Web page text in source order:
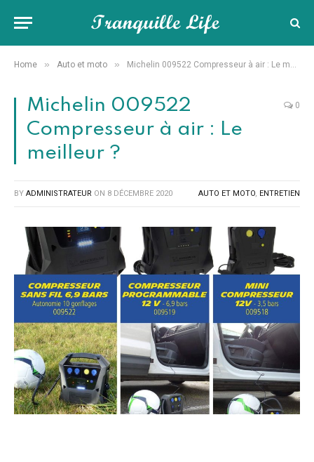
Home » Auto et moto » Michelin 009522 Compresseur à air : Le meilleur ?
Michelin 009522
Compresseur à air : Le
meilleur ?
0
BY ADMINISTRATEUR ON 8 DÉCEMBRE 2020 AUTO ET MOTO, ENTRETIEN